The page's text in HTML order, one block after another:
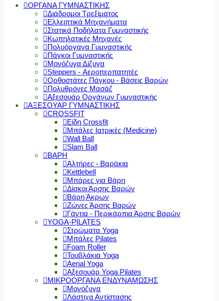
ΟΡΓΑΝΑ ΓΥΜΝΑΣΤΙΚΗΣ
Διάδρομοι Τρεξίματος
Ελλειπτικά Μηχανήματα
Στατικά Ποδήλατα Γυμναστικής
Κωπηλατικές Μηχανές
Πολυόργανα Γυμναστικής
Πάγκοι Γυμναστικής
Μονόζυγα Δίζυγα
Steppers - Αεροπερπατητές
Ορθοστάτες Πάγκου - Βάσεις Βαρών
Πολυθρόνες Μασάζ
Αξεσουάρ Οργάνων Γυμναστικής
ΑΞΕΣΟΥΑΡ ΓΥΜΝΑΣΤΙΚΗΣ
CROSSFIT
Είδη Crossfit
Μπάλες Ιατρικές (Medicine)
Wall Ball
Slam Ball
ΒΑΡΗ
Αλτήρες - Βαράκια
Kettlebell
Μπάρες για Βάρη
Δίσκοι Άρσης Βαρών
Βάρη Άκρων
Ζώνες Άρσης Βαρών
Γάντια - Περικάρπια Άρσης Βαρών
YOGA-PILATES
Στρώματα Yoga
Μπάλες Pilates
Foam Roller
Τουβλάκια Yoga
Aerial Yoga
Αξεσουάρ Yoga Pilates
ΜΙΚΡΟΟΡΓΑΝΑ ΕΝΔΥΝΑΜΩΣΗΣ
Μονόζυγα
Λάστιχα Αντίστασης